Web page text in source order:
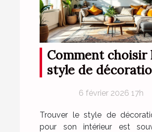
Comment choisir
style de
6 février 2026 17h
Trouver le style de
pour son intérieur est